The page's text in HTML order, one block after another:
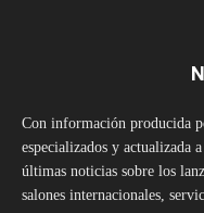
Con información producida
especializados y actualizada
últimas noticias sobre los
salones internacionales,